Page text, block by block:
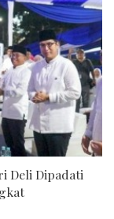
Deli Dipadati